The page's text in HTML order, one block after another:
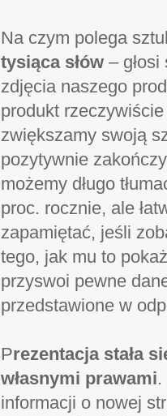
Na czym polega
tysiąca słów –
zdjęcia naszego
produkt
zwiększamy swoją
pozytywnie
możemy długo
proc. rocznie, ale
zapamiętać, jeśli
tego, jak mu to
przyswoi pewne
przedstawione w
Prezentacja stała
własnymi prawami
informacji o nowej